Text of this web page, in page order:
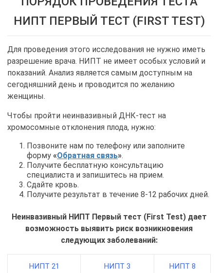
НИПТ ПЕРВЫЙ ТЕСТ (FIRST TEST)
Для проведения этого исследования не нужно иметь
разрешение врача. НИПТ не имеет особых условий и
показаний. Анализ является самым доступным на
сегодняшний день и проводится по желанию
женщины.
Чтобы пройти неинвазивный ДНК-тест на
хромосомные отклонения плода, нужно:
Позвоните нам по телефону или заполните
форму «Обратная связь».
Получите бесплатную консультацию
специалиста и запишитесь на прием.
Сдайте кровь.
Получите результат в течение 8-12 рабочих дней.
Неинвазивный НИПТ Первый тест (First Test) дает
возможность выявить риск возникновения
следующих заболеваний:
НИПТ 21 НИПТ 3 НИПТ 8